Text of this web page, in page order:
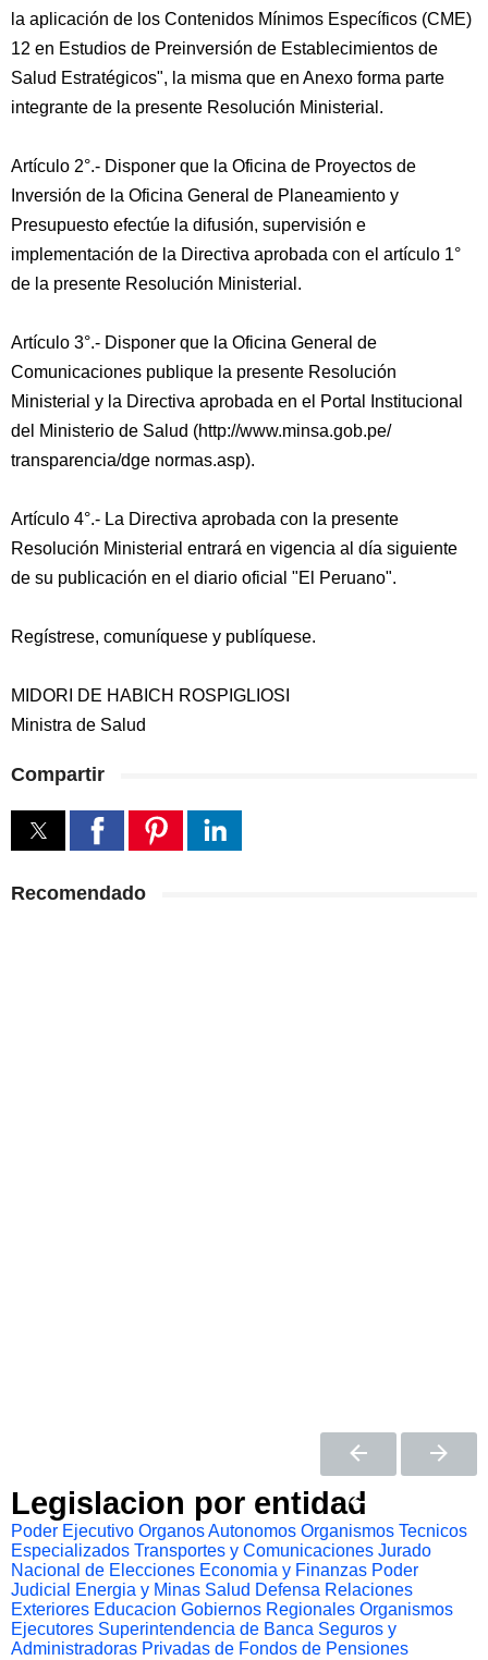
la aplicación de los Contenidos Mínimos Específicos (CME)
12 en Estudios de Preinversión de Establecimientos de
Salud Estratégicos", la misma que en Anexo forma parte
integrante de la presente Resolución Ministerial.
Artículo 2°.- Disponer que la Oficina de Proyectos de
Inversión de la Oficina General de Planeamiento y
Presupuesto efectúe la difusión, supervisión e
implementación de la Directiva aprobada con el artículo 1°
de la presente Resolución Ministerial.
Artículo 3°.- Disponer que la Oficina General de
Comunicaciones publique la presente Resolución
Ministerial y la Directiva aprobada en el Portal Institucional
del Ministerio de Salud (http://www.minsa.gob.pe/
transparencia/dge normas.asp).
Artículo 4°.- La Directiva aprobada con la presente
Resolución Ministerial entrará en vigencia al día siguiente
de su publicación en el diario oficial "El Peruano".
Regístrese, comuníquese y publíquese.
MIDORI DE HABICH ROSPIGLIOSI
Ministra de Salud
Compartir
Recomendado
Legislacion por entidad
Poder Ejecutivo Organos Autonomos Organismos Tecnicos
Especializados Transportes y Comunicaciones Jurado
Nacional de Elecciones Economia y Finanzas Poder
Judicial
Energia y Minas Salud Defensa Relaciones
Exteriores Educacion Gobiernos Regionales Organismos
Ejecutores Superintendencia de Banca Seguros y
Administradoras Privadas de Fondos de Pensiones